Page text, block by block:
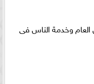
العام وخدمة الناس فى